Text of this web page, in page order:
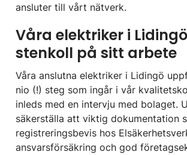
ansluter till vårt nätverk.
Våra elektriker i
stenkoll på sitt arbete
Våra anslutna elektriker i Lidingö
nio (!) steg som ingår i vår
inleds med en intervju med bolaget.
säkerställa att viktig dokumentation
registreringsbevis hos
ansvarsförsäkring och god